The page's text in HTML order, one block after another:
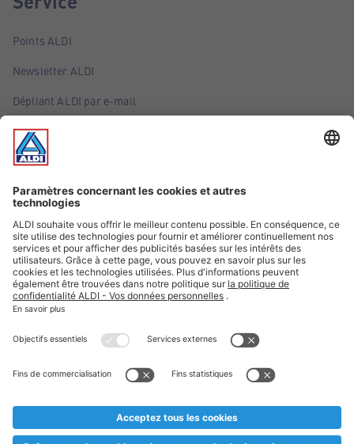
Points ALDI
Newsletter ALDI
Dépliant ALDI par e-mail
Offres
Infos essentielles
Suivez ALDI Belgique
Textes marqués d'un astérisque et mentions légales
* Nous vendons ces articles temporairement et jusqu'à
au cas où, malgré le planning bien étudié, nous serions
prématurément en rupture de stock. Prix Recupel et TVA incl.
** Sur ce site, l’utilisation de la forme masculine a été adoptée